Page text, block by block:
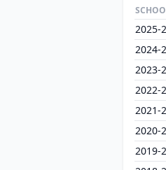
2025-
2024-
2023-
2022-
2021-
2020-
2019-